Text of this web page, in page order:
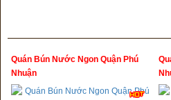
Quán Bún Nước Ngon Quận Phú
Nhuận